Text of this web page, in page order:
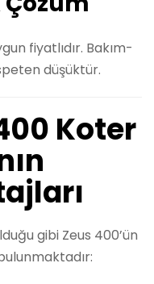
fiyatlıdır. Bakım-
düşüktür.
Koter
gibi Zeus 400’ün